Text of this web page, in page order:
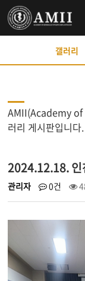
갤러리
AMII(Academy
러리 게시판입니다.
2024.12.18. 인
관리자 0건